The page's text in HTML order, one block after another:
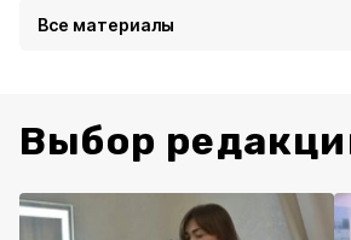
Все материалы
Выбор